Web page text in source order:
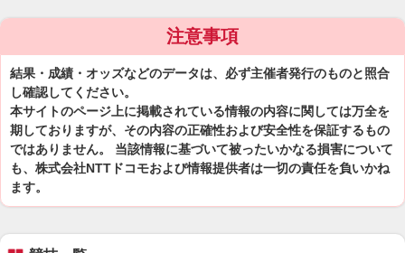
注意事項
結果・成績・オッズなどのデータは、必ず主催者発行のものと照合
し確認してください。
本サイトのページ上に掲載されている情報の内容に関しては万全を
期しておりますが、その内容の正確性および安全性を保証するもの
ではありません。 当該情報に基づいて被ったいかなる損害について
も、株式会社NTTドコモおよび情報提供者は一切の責任を負いかね
ます。